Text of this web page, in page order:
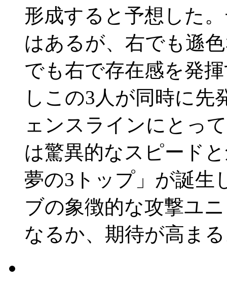
形成すると予想した
はあるが、右でも遜
でも右で存在感を発
しこの3人が同時に先
ェンスラインにとっ
は驚異的なスピード
夢の3トップ」が誕生
ブの象徴的な攻撃ユ
なるか、期待が高ま